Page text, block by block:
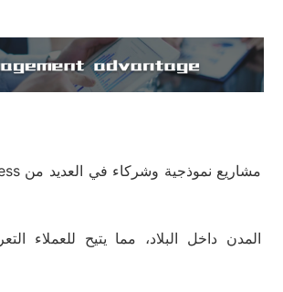
المدن داخل البلاد، مما يتيح للعملاء